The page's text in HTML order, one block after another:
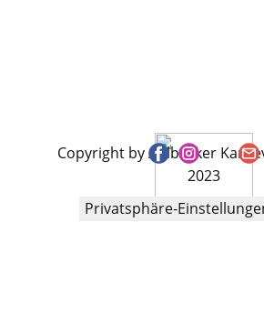
Copyright by Ahlbecker
2023
Privatsphäre-